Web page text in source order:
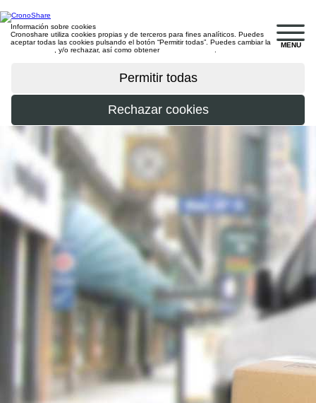
MENU
Información sobre cookies
Cronoshare utiliza cookies propias y de terceros para fines analíticos. Puedes
aceptar todas las cookies pulsando el botón “Permitir todas”. Puedes cambiar la
, y/o rechazar, así como obtener